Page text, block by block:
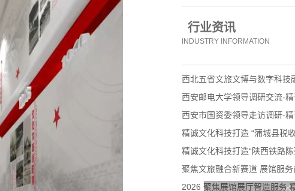
行业资讯
INDUSTRY INFORMATION
西北五省文旅文博与数字科技
西安邮电大学领导调研交流-
西安市国资委领导走访调研-
精诚文化科技打造 “蒲城县税
精诚文化科技打造“陕西铁路
聚焦文旅融合新赛道 展馆服
2026 聚焦展馆展厅智造服务